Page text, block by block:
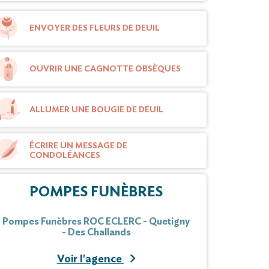
ENVOYER DES FLEURS DE DEUIL
OUVRIR UNE CAGNOTTE OBSÈQUES
ALLUMER UNE BOUGIE DE DEUIL
ÉCRIRE UN MESSAGE DE
CONDOLÉANCES
POMPES FUNÈBRES
Pompes Funèbres ROC ECLERC - Quetigny
- Des Challands
Voir l'agence